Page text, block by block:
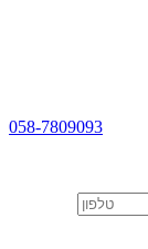
058-7809093